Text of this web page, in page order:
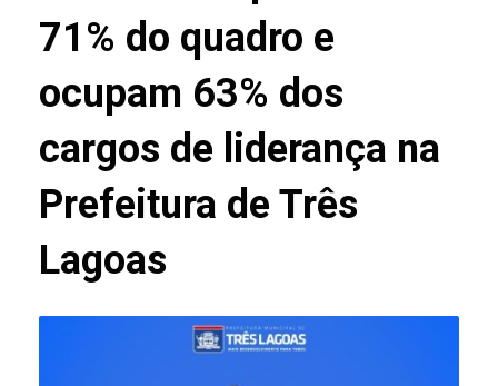
71% do quadro e
ocupam 63% dos
cargos de liderança na
Prefeitura de Três
Lagoas